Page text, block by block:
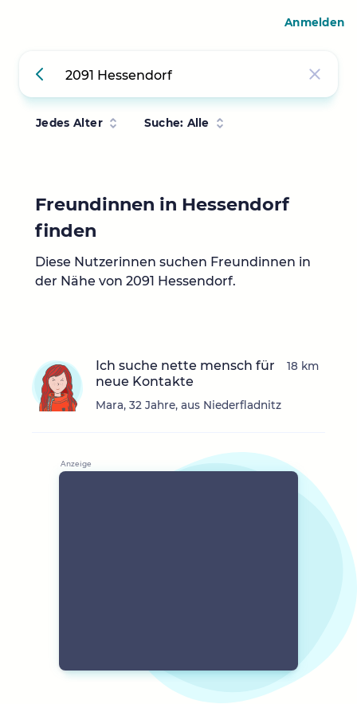
Jedes Alter Suche: Alle
Freundinnen in Hessendorf
finden
Diese Nutzerinnen suchen Freundinnen in
der Nähe von 2091 Hessendorf.
Ich suche nette mensch für
neue Kontakte
Mara, 32 Jahre, aus Niederfladnitz
18 km
Anmelden